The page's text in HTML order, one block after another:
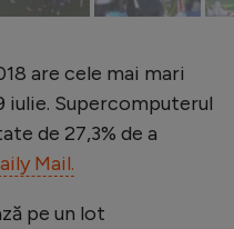
are cele mai mari
iulie. Supercomputerul
de 27,3% de a
Mail.
pe un lot